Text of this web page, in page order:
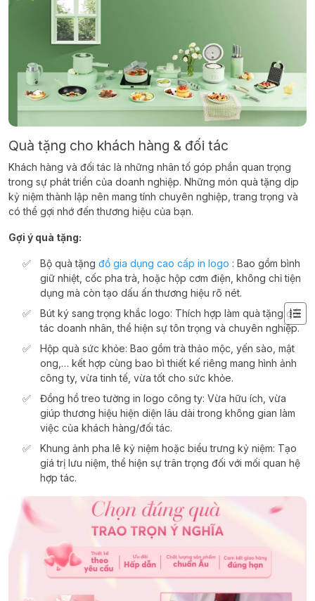
Quà tặng cho khách hàng & đối tác
Khách hàng và đối tác là những nhân tố góp phần quan trọng
trong sự phát triển của doanh nghiệp. Những món quà tặng dịp
kỷ niệm thành lập nên mang tính chuyên nghiệp, trang trọng và
có thể gợi nhớ đến thương hiệu của bạn.
Gợi ý quà tặng:
Bộ quà tặng đồ gia dụng cao cấp in logo : Bao gồm bình
giữ nhiệt, cốc pha trà, hoặc hộp cơm điện, không chỉ tiện
dụng mà còn tạo dấu ấn thương hiệu rõ nét.
Bút ký sang trọng khắc logo: Thích hợp làm quà tặng đối
tác doanh nhân, thể hiện sự tôn trọng và chuyên nghiệp.
Hộp quà sức khỏe: Bao gồm trà thảo mộc, yến sào, mật
ong,… kết hợp cùng bao bì thiết kế riêng mang hình ảnh
công ty, vừa tinh tế, vừa tốt cho sức khỏe.
Đồng hồ treo tường in logo công ty: Vừa hữu ích, vừa
giúp thương hiệu hiện diện lâu dài trong không gian làm
việc của khách hàng/đối tác.
Khung ảnh pha lê kỷ niệm hoặc biểu trưng kỷ niệm: Tạo
giá trị lưu niệm, thể hiện sự trân trọng đối với mối quan hệ
hợp tác.